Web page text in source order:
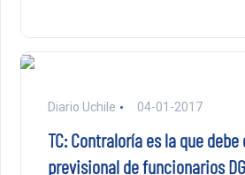
Diario Uchile 04-01-2017
TC: Contraloría es la que
previsional de funcionarios